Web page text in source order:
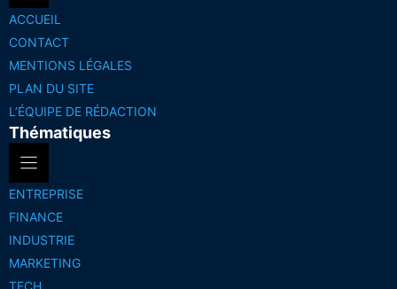
ACCUEIL
CONTACT
MENTIONS LÉGALES
PLAN DU SITE
L’ÉQUIPE DE RÉDACTION
Thématiques
ENTREPRISE
FINANCE
INDUSTRIE
MARKETING
TECH